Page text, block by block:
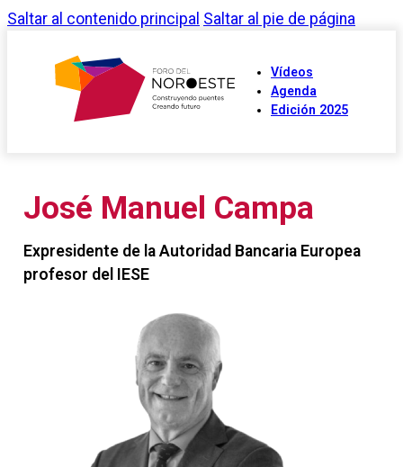
Saltar al contenido principal Saltar al pie de página
Vídeos
Agenda
Edición 2025
José Manuel Campa
Expresidente de la Autoridad Bancaria Europea
profesor del IESE